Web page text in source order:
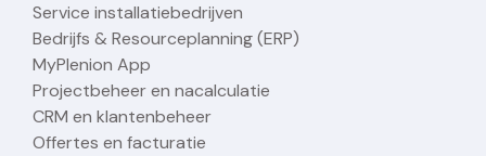
Service installatiebedrijven
Bedrijfs & Resourceplanning (ERP)
MyPlenion App
Projectbeheer en nacalculatie
CRM en klantenbeheer
Offertes en facturatie